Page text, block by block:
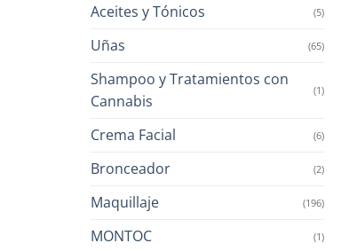
Aceites y Tónicos (5)
Uñas (65)
Shampoo y Tratamientos con
Cannabis
(1)
Crema Facial (6)
Bronceador (2)
Maquillaje (196)
MONTOC (1)